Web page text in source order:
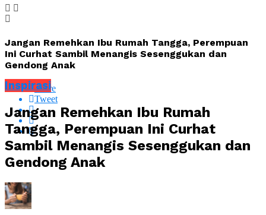
Jangan Remehkan Ibu Rumah Tangga, Perempuan
Ini Curhat Sambil Menangis Sesenggukan dan
Gendong Anak
Share
Tweet
Inspirasi
Jangan Remehkan Ibu Rumah
Tangga, Perempuan Ini Curhat
Sambil Menangis Sesenggukan dan
Gendong Anak